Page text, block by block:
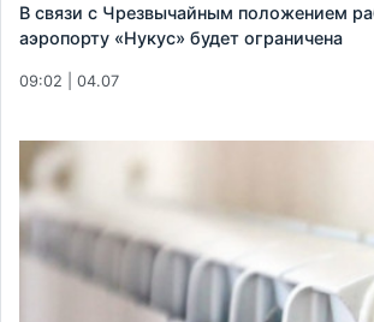
В связи с Чрезвычайным положением
аэропорту «Нукус» будет ограничена
09:02 | 04.07